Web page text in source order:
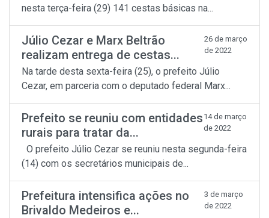
nesta terça-feira (29) 141 cestas básicas na...
Júlio Cezar e Marx Beltrão
realizam entrega de cestas...
26 de março
de 2022
Na tarde desta sexta-feira (25), o prefeito Júlio
Cezar, em parceria com o deputado federal Marx...
Prefeito se reuniu com entidades
rurais para tratar da...
14 de março
de 2022
O prefeito Júlio Cezar se reuniu nesta segunda-feira
(14) com os secretários municipais de...
Prefeitura intensifica ações no
Brivaldo Medeiros e...
3 de março
de 2022